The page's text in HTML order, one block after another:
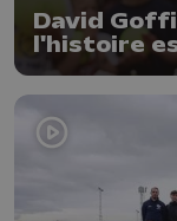
David
l'histoire